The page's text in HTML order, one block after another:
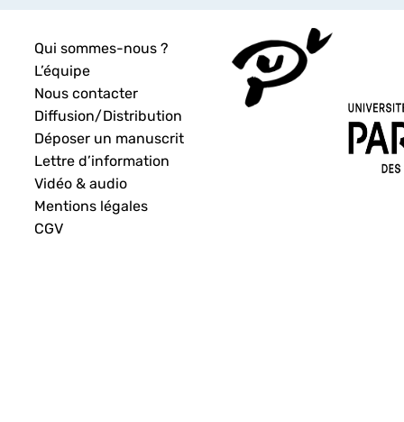
Qui sommes-nous ?
L’équipe
Nous contacter
Diffusion/Distribution
Déposer un manuscrit
Lettre d’information
Vidéo & audio
Mentions légales
CGV